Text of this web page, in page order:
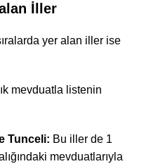
İller
yer alan iller ise
mevduatla listenin
Tunceli: Bu iller de 1
mevduatlarıyla